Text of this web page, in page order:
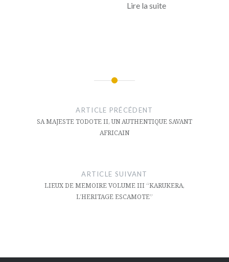
Lire la suite
l’article
ARTICLE PRÉCÉDENT
SA MAJESTE TODOTE II, UN AUTHENTIQUE SAVANT
AFRICAIN
ARTICLE SUIVANT
LIEUX DE MEMOIRE VOLUME III “KARUKERA,
L’HERITAGE ESCAMOTE”